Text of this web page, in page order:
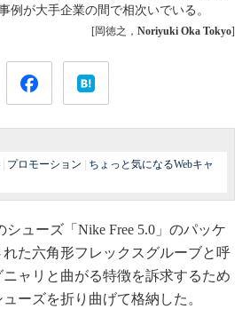
例が大手企業の間で相次いでいる。
[岡徳之， Noriyuki Oka Tokyo]
プロモーション
ちょっと気になるWebキャ
ューズ「Nike Free 5.0」のパッケ
た六角形フレックスグルーブと呼
ャリと曲がる特徴を訴求するため
ーズを折り曲げて格納した。